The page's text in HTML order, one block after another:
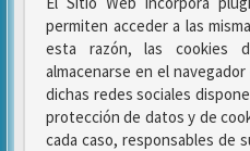
permiten acceder a las
esta razón, las cookies
almacenarse en el
dichas redes sociales
protección de datos y de
cada caso, responsables de